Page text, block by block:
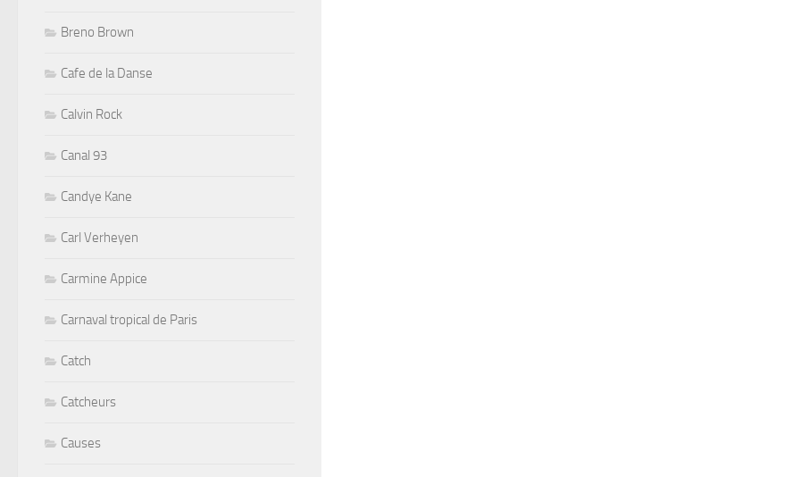
Breno Brown
Cafe de la Danse
Calvin Rock
Canal 93
Candye Kane
Carl Verheyen
Carmine Appice
Carnaval tropical de Paris
Catch
Catcheurs
Causes